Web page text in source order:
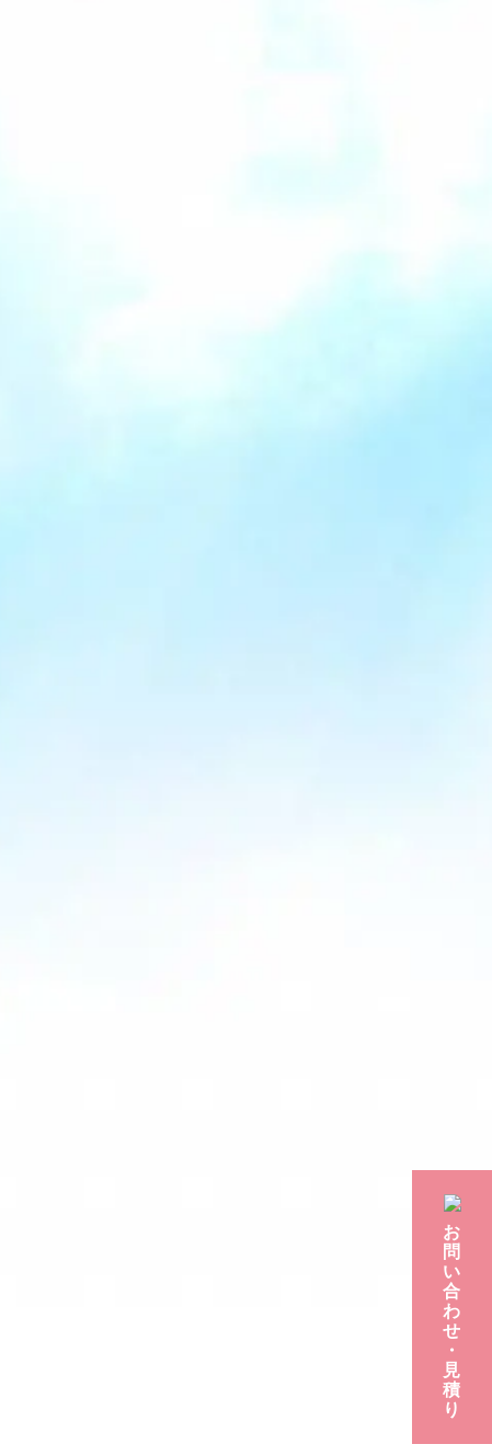
お
問
い
合
わ
せ
・
見
積
り